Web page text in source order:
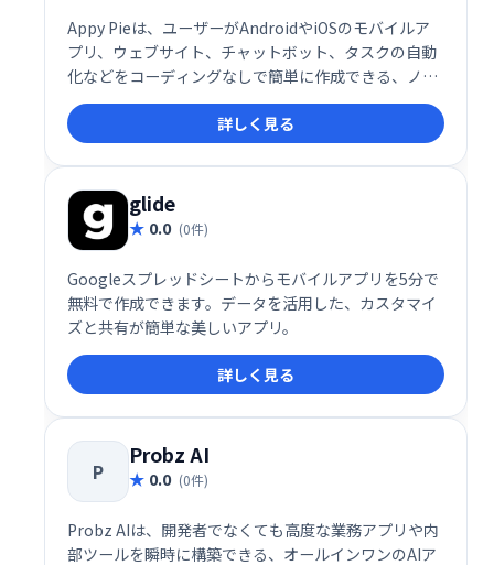
Appy Pieは、ユーザーがAndroidやiOSのモバイルア
プリ、ウェブサイト、チャットボット、タスクの自動
化などをコーディングなしで簡単に作成できる、ノー
コードのアプリケーション開発プラットフォームで
す。
詳しく見る
glide
0.0 (0件)
Googleスプレッドシートからモバイルアプリを5分で
無料で作成できます。データを活用した、カスタマイ
ズと共有が簡単な美しいアプリ。
詳しく見る
P
Probz AI
0.0 (0件)
Probz AIは、開発者でなくても高度な業務アプリや内
部ツールを瞬時に構築できる、オールインワンのAIア